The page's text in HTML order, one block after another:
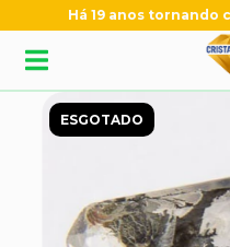
Há 19 anos tornando
ESGOTADO